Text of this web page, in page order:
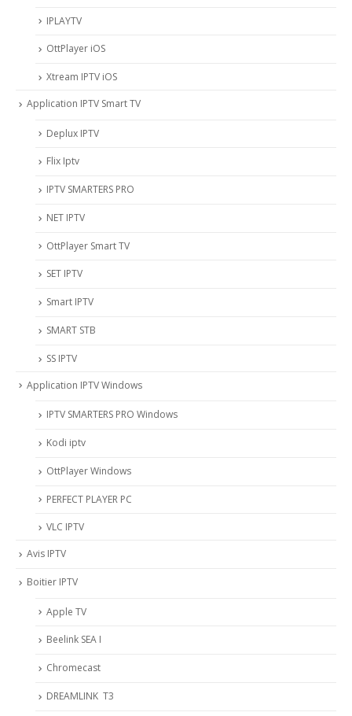
IPLAYTV
OttPlayer iOS
Xtream IPTV iOS
Application IPTV Smart TV
Deplux IPTV
Flix Iptv
IPTV SMARTERS PRO
NET IPTV
OttPlayer Smart TV
SET IPTV
Smart IPTV
SMART STB
SS IPTV
Application IPTV Windows
IPTV SMARTERS PRO Windows
Kodi iptv
OttPlayer Windows
PERFECT PLAYER PC
VLC IPTV
Avis IPTV
Boitier IPTV
Apple TV
Beelink SEA I
Chromecast
DREAMLINK T3